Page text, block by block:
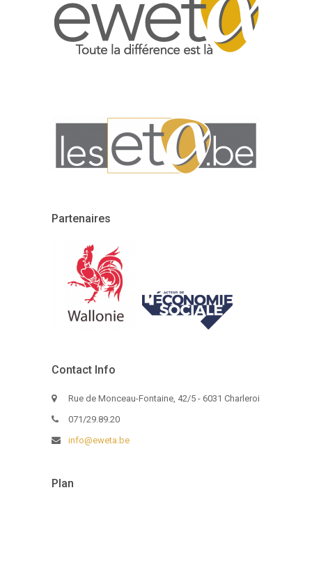
Partenaires
Contact Info
Rue de Monceau-Fontaine, 42/5 - 6031 Charleroi
071/29.89.20
info@eweta.be
Plan